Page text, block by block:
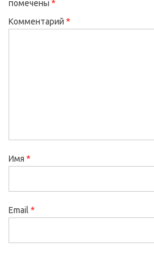
помечены *
Комментарий *
Имя *
Email *